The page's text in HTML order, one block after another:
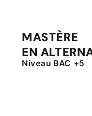
MASTÈRE
EN
Niveau BAC +5